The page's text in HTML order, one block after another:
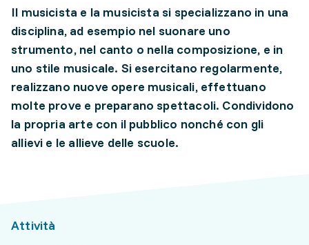
Il musicista e la musicista si specializzano in una
disciplina, ad esempio nel suonare uno
strumento, nel canto o nella composizione, e in
uno stile musicale. Si esercitano regolarmente,
realizzano nuove opere musicali, effettuano
molte prove e preparano spettacoli. Condividono
la propria arte con il pubblico nonché con gli
allievi e le allieve delle scuole.
Attività